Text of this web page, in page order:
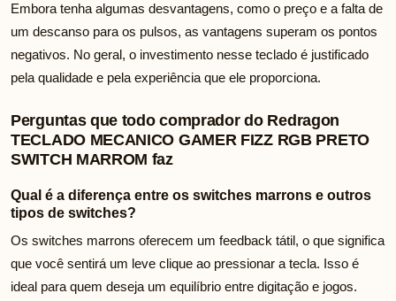
Embora tenha algumas desvantagens, como o preço e a falta de
um descanso para os pulsos, as vantagens superam os pontos
negativos. No geral, o investimento nesse teclado é justificado
pela qualidade e pela experiência que ele proporciona.
Perguntas que todo comprador do Redragon
TECLADO MECANICO GAMER FIZZ RGB PRETO
SWITCH MARROM faz
Qual é a diferença entre os switches marrons e outros
tipos de switches?
Os switches marrons oferecem um feedback tátil, o que significa
que você sentirá um leve clique ao pressionar a tecla. Isso é
ideal para quem deseja um equilíbrio entre digitação e jogos.